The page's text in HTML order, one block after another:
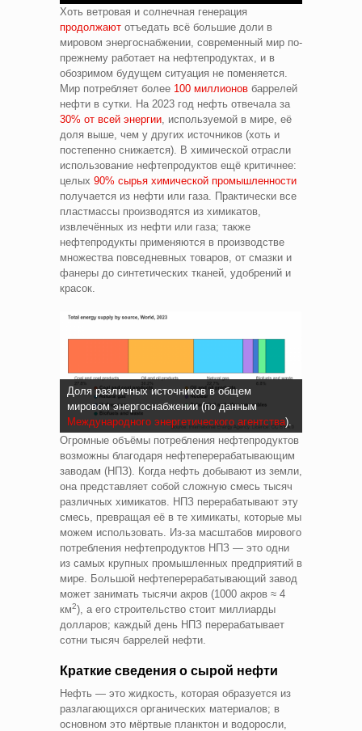
Хоть ветровая и солнечная генерация
продолжают отъедать всё большие доли в
мировом энергоснабжении, современный мир по-
прежнему работает на нефтепродуктах, и в
обозримом будущем ситуация не поменяется.
Мир потребляет более 100 миллионов баррелей
нефти в сутки. На 2023 год нефть отвечала за
30% от всей энергии , используемой в мире, её
доля выше, чем у других источников (хоть и
постепенно снижается). В химической отрасли
использование нефтепродуктов ещё критичнее:
целых 90% сырья химической промышленности
получается из нефти или газа. Практически все
пластмассы производятся из химикатов,
извлечённых из нефти или газа; также
нефтепродукты применяются в производстве
множества повседневных товаров, от смазки и
фанеры до синтетических тканей, удобрений и
красок.
Доля различных источников в общем
мировом энергоснабжении (по данным
Международного энергетического агентства).
Огромные объёмы потребления нефтепродуктов
возможны благодаря нефтеперерабатывающим
заводам (НПЗ). Когда нефть добывают из земли,
она представляет собой сложную смесь тысяч
различных химикатов. НПЗ перерабатывают эту
смесь, превращая её в те химикаты, которые мы
можем использовать. Из-за масштабов мирового
потребления нефтепродуктов НПЗ — это одни
из самых крупных промышленных предприятий в
мире. Большой нефтеперерабатывающий завод
может занимать тысячи акров (1000 акров ≈ 4
км2), а его строительство стоит миллиарды
долларов; каждый день НПЗ перерабатывает
сотни тысяч баррелей нефти.
Краткие сведения о сырой нефти
Нефть — это жидкость, которая образуется из
разлагающихся органических материалов; в
основном это мёртвые планктон и водоросли,